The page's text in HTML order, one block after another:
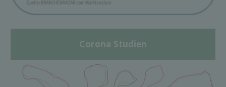
Corona Studien